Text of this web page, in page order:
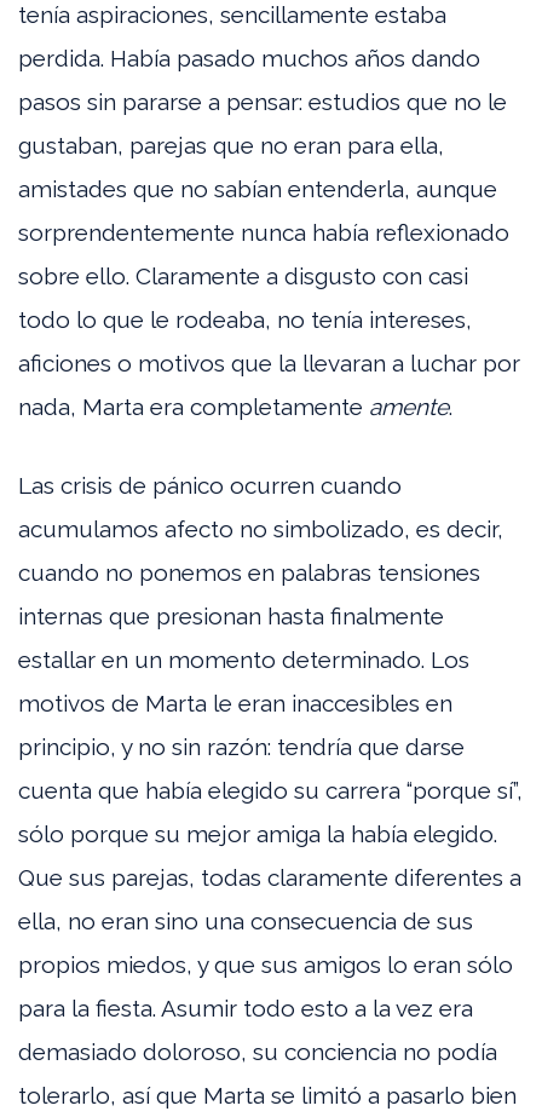
tenía aspiraciones, sencillamente estaba
perdida. Había pasado muchos años dando
pasos sin pararse a pensar: estudios que no le
gustaban, parejas que no eran para ella,
amistades que no sabían entenderla, aunque
sorprendentemente nunca había reflexionado
sobre ello. Claramente a disgusto con casi
todo lo que le rodeaba, no tenía intereses,
aficiones o motivos que la llevaran a luchar por
nada, Marta era completamente amente.
Las crisis de pánico ocurren cuando
acumulamos afecto no simbolizado, es decir,
cuando no ponemos en palabras tensiones
internas que presionan hasta finalmente
estallar en un momento determinado. Los
motivos de Marta le eran inaccesibles en
principio, y no sin razón: tendría que darse
cuenta que había elegido su carrera “porque sí”,
sólo porque su mejor amiga la había elegido.
Que sus parejas, todas claramente diferentes a
ella, no eran sino una consecuencia de sus
propios miedos, y que sus amigos lo eran sólo
para la fiesta. Asumir todo esto a la vez era
demasiado doloroso, su conciencia no podía
tolerarlo, así que Marta se limitó a pasarlo bien